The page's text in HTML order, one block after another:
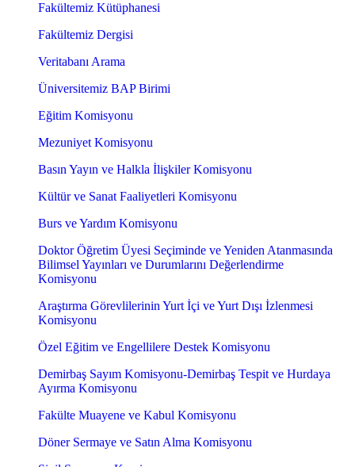
Fakültemiz Kütüphanesi
Fakültemiz Dergisi
Veritabanı Arama
Üniversitemiz BAP Birimi
Eğitim Komisyonu
Mezuniyet Komisyonu
Basın Yayın ve Halkla İlişkiler Komisyonu
Kültür ve Sanat Faaliyetleri Komisyonu
Burs ve Yardım Komisyonu
Doktor Öğretim Üyesi Seçiminde ve Yeniden Atanmasında
Bilimsel Yayınları ve Durumlarını Değerlendirme
Komisyonu
Araştırma Görevlilerinin Yurt İçi ve Yurt Dışı İzlenmesi
Komisyonu
Özel Eğitim ve Engellilere Destek Komisyonu
Demirbaş Sayım Komisyonu-Demirbaş Tespit ve Hurdaya
Ayırma Komisyonu
Fakülte Muayene ve Kabul Komisyonu
Döner Sermaye ve Satın Alma Komisyonu